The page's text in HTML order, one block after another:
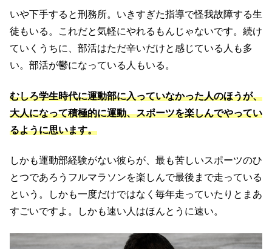
いや下手すると刑務所。いきすぎた指導で怪我故障する生
徒もいる。これだと気軽にやれるもんじゃないです。続け
ていくうちに、部活はただ辛いだけと感じている人も多
い。部活が鬱になっている人もいる。
むしろ学生時代に運動部に入っていなかった人のほうが、
大人になって積極的に運動、スポーツを楽しんでやってい
るように思います。
しかも運動部経験がない彼らが、最も苦しいスポーツのひ
とつであろうフルマラソンを楽しんで最後まで走っている
という。しかも一度だけではなく毎年走っていたりとまあ
すごいですよ。しかも速い人はほんとうに速い。